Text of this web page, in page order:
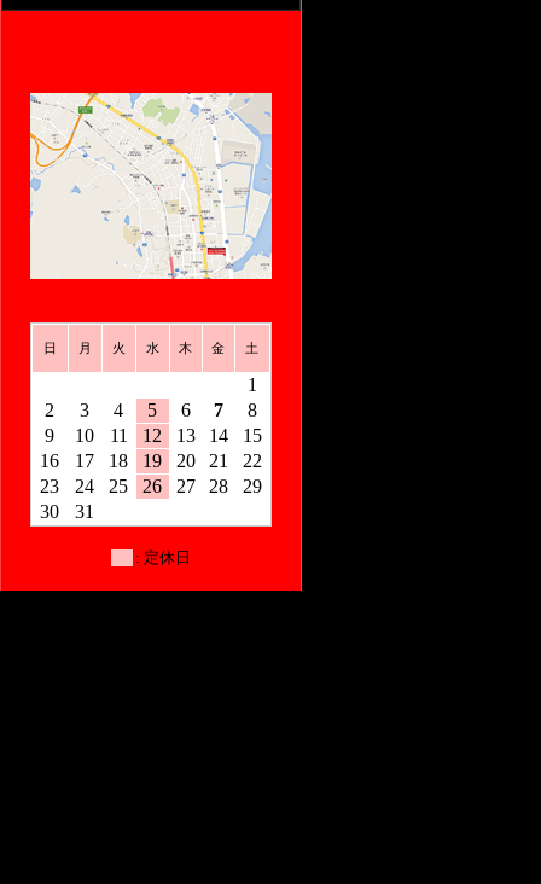
日 月 火 水 木 金 土
1
2
3 4 5 6 7
8
9
10 11 12 13 14
15
16
17 18 19 20 21
22
23
24 25 26 27 28
29
30
31
: 定休日